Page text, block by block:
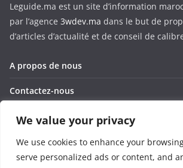
We value your privacy
We use cookies to enhance your
serve personalized ads or content, and
Leguide.ma est un site d’information
par l’agence 3wdev.ma dans le but de
d’articles d’actualité et de conseil de
A propos de nous
Contactez-nous
Corporate
Privacy Policy